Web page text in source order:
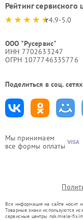
Мы принимаем
все формы оплаты
Рейтинг сервисного
4.9-5.0
ООО "Русервис"
ИНН 7702633247
ОГРН 1077746335776
Поделиться в соц.
Вся информация на сайте носит
Товарные знаки используются
сервисные центры nsk.miele-